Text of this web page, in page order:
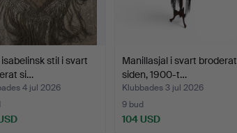
isabelinsk stil i svart
si…
4 jul 2026
Manillasjal i svart broderat
siden, 1900-t…
Klubbades 3 jul 2026
9 bud
104 USD